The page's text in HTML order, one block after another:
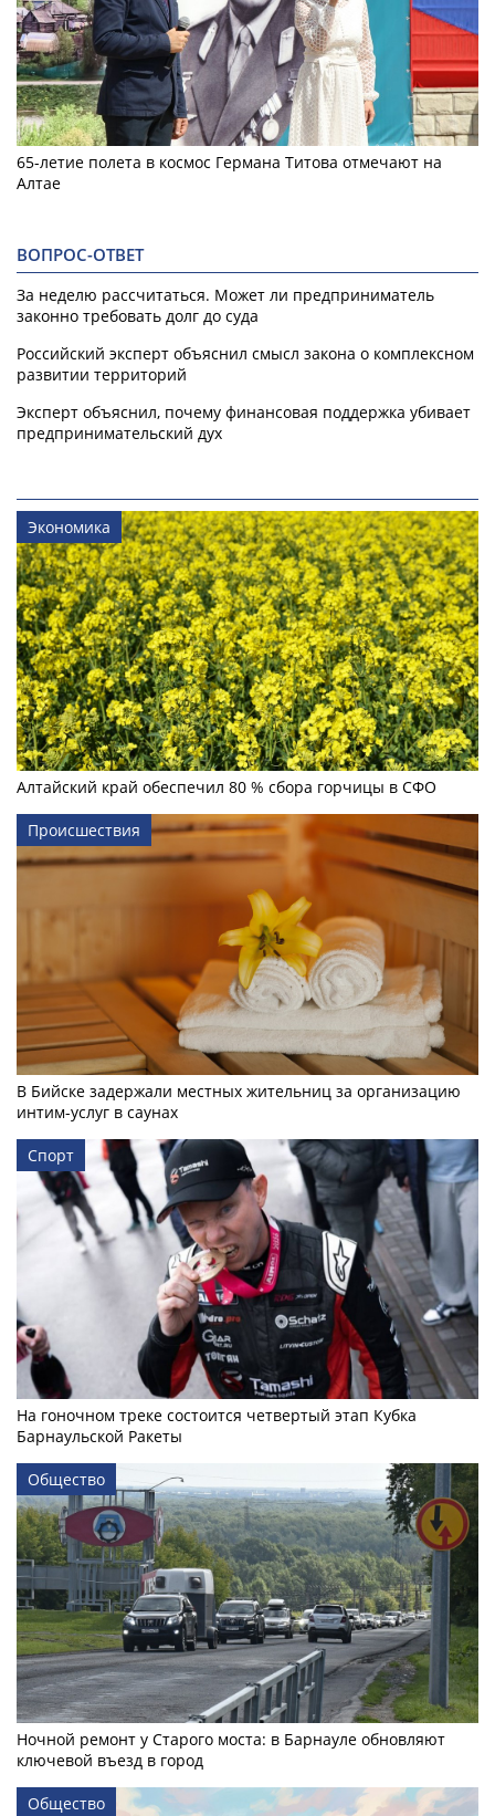
65-летие полета в космос Германа Титова отмечают на
Алтае
ВОПРОС-ОТВЕТ
За неделю рассчитаться. Может ли предприниматель
законно требовать долг до суда
Российский эксперт объяснил смысл закона о комплексном
развитии территорий
Эксперт объяснил, почему финансовая поддержка убивает
предпринимательский дух
Экономика
Алтайский край обеспечил 80 % сбора горчицы в СФО
Происшествия
В Бийске задержали местных жительниц за организацию
интим-услуг в саунах
Спорт
На гоночном треке состоится четвертый этап Кубка
Барнаульской Ракеты
Общество
Ночной ремонт у Старого моста: в Барнауле обновляют
ключевой въезд в город
Общество